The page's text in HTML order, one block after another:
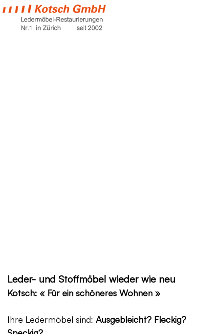
Leder- und Stoffmöbel wieder wie neu
Kotsch: « Für ein schöneres Wohnen »
Ihre Ledermöbel sind: Ausgebleicht? Fleckig?